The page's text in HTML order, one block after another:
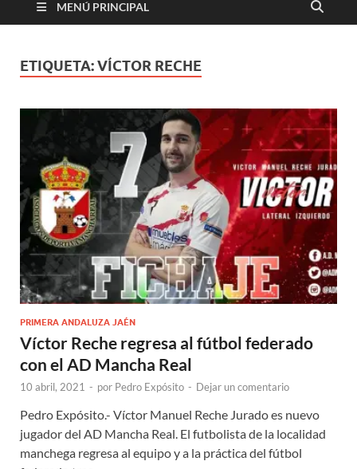
MENÚ PRINCIPAL
ETIQUETA:VÍCTOR RECHE
PRIMERA ANDALUZA JAÉN
Víctor Reche regresa al fútbol federado
con el AD Mancha Real
10 abril, 2021 - por Pedro Expósito - Dejar un comentario
Pedro Expósito.- Víctor Manuel Reche Jurado es nuevo
jugador del AD Mancha Real. El futbolista de la localidad
manchega regresa al equipo y a la práctica del fútbol